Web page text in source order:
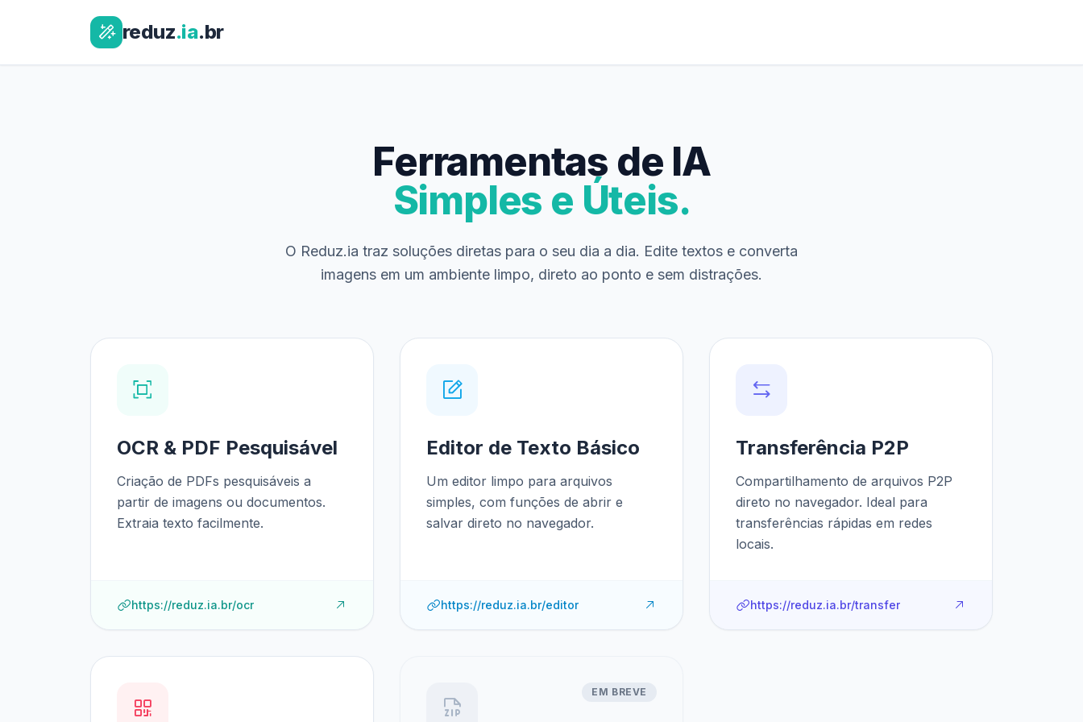
reduz.ia.br
Ferramentas de IA
Simples e Úteis.
O Reduz.ia traz soluções diretas para o seu dia a dia. Edite textos e converta
imagens em um ambiente limpo, direto ao ponto e sem distrações.
OCR & PDF Pesquisável
Criação de PDFs pesquisáveis a
partir de imagens ou documentos.
Extraia texto facilmente.
https://reduz.ia.br/ocr
Editor de Texto Básico
Um editor limpo para arquivos
simples, com funções de abrir e
salvar direto no navegador.
https://reduz.ia.br/editor
Transferência P2P
Compartilhamento de arquivos P2P
direto no navegador. Ideal para
transferências rápidas em redes
locais.
https://reduz.ia.br/transfer
EM BREVE